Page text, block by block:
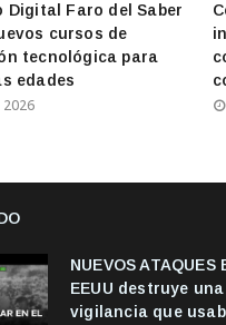
Digital Faro del Saber
cursos de
tecnológica para
edades
2026
NUEVOS ATAQUES
EEUU destruye
vigilancia que